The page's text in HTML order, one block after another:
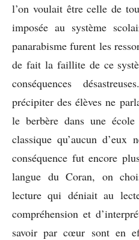
l’on voulait être celle de
imposée au système
panarabisme furent les
de fait la faillite de ce
conséquences
précipiter des élèves ne
le berbère dans une
classique qu’aucun d’eux
conséquence fut encore
langue du Coran, on
lecture qui déniait au
compréhension et
savoir par cœur sont en